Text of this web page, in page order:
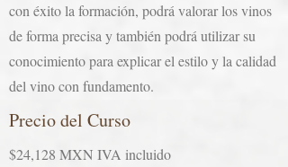
con éxito la formación, podrá valorar los vinos
de forma precisa y también podrá utilizar su
conocimiento para explicar el estilo y la calidad
del vino con fundamento.
Precio del Curso
$24,128 MXN IVA incluido